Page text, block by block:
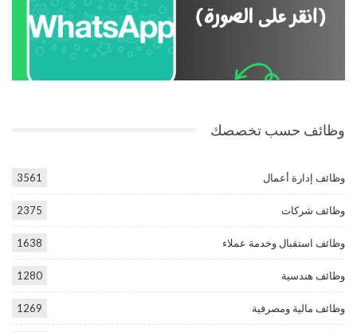
وظائف حسب تخصصك
وظائف إدارة أعمال 3561
وظائف شركات 2375
وظائف استقبال وخدمة عملاء 1638
وظائف هندسية 1280
وظائف مالية ومصرفية 1269